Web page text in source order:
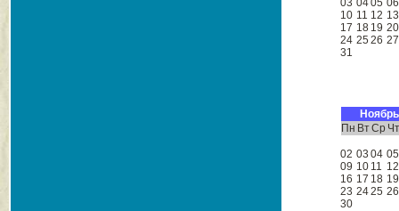
03 0405 06
10 11 12 13
17 18 19 20
24 25 26 27
31
Пн ВтСр
02 03 04 05
09 10 11 12
16 17 18 19
23 2425 26
30